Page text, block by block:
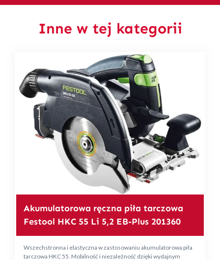
Inne w tej kategorii
Akumulatorowa ręczna piła tarczowa
Festool HKC 55 Li 5,2 EB-Plus 201360
Wszechstronna i elastyczna w zastosowaniu akumulatorowa piła
tarczowa HKC 55. Mobilność i niezależność dzięki wydajnym